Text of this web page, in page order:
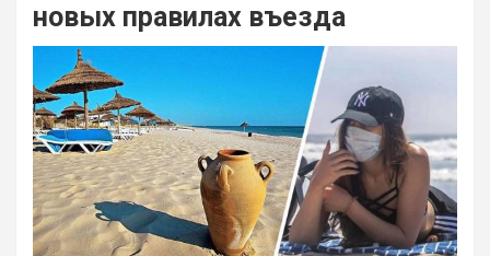
новых правилах въезда